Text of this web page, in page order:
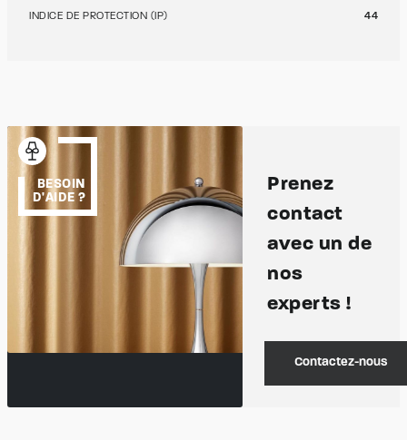
INDICE DE PROTECTION (IP) 44
BESOIN
D'AIDE ?
Prenez
contact
avec un de
nos
experts !
Contactez-nous